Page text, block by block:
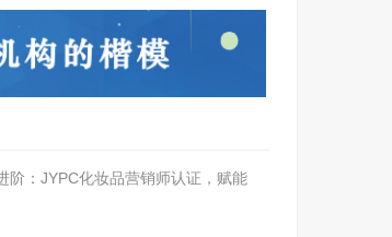
阶：JYPC化妆品营销师认证，赋能